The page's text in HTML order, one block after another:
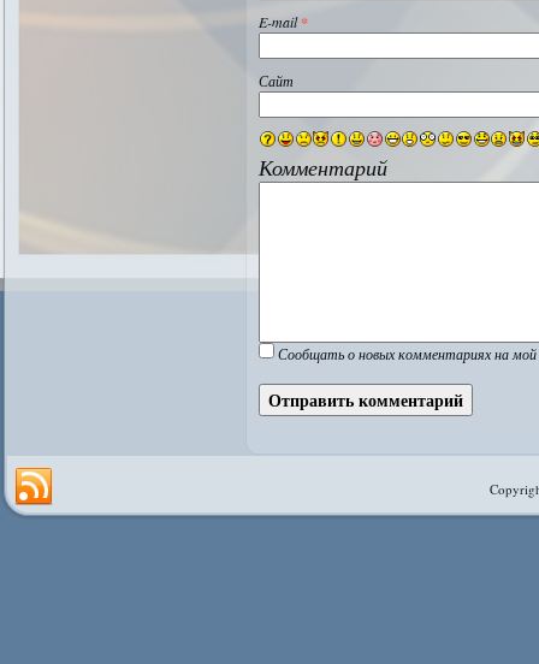
E-mail*
Сайт
Комментарий
Сообщать о новых комментариях на мой